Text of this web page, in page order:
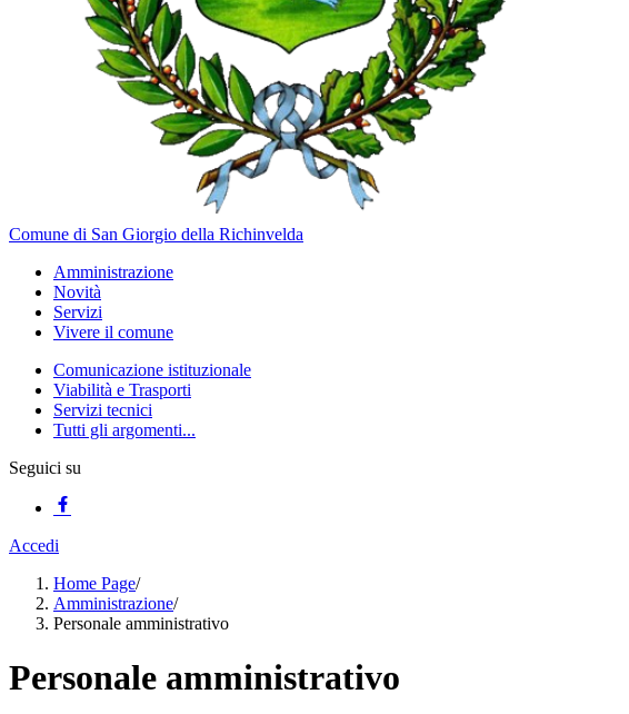
Comune di San Giorgio della Richinvelda
Amministrazione
Novità
Servizi
Vivere il comune
Comunicazione istituzionale
Viabilità e Trasporti
Servizi tecnici
Tutti gli argomenti...
Seguici su
Accedi
Home Page/
Amministrazione/
Personale amministrativo
Personale amministrativo